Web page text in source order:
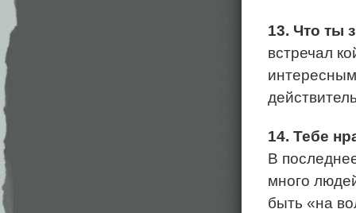
13. Что ты
встречал
14. Тебе
В
много
быть «на